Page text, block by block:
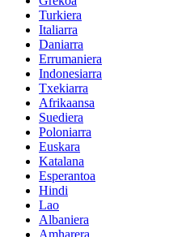
Turkiera
Italiarra
Daniarra
Errumaniera
Indonesiarra
Txekiarra
Afrikaansa
Suediera
Poloniarra
Euskara
Katalana
Esperantoa
Hindi
Lao
Albaniera
Amharera